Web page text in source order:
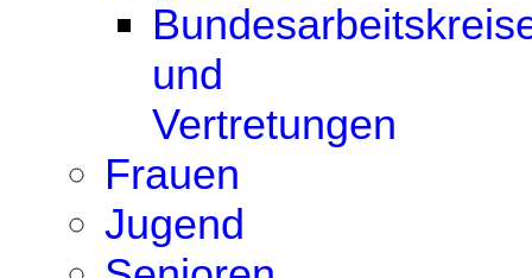
und
Vertretungen
Frauen
Jugend